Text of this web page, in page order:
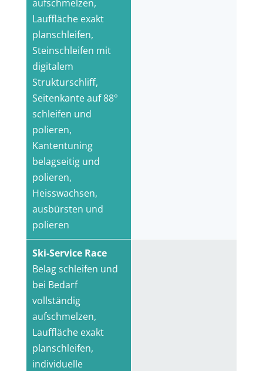
aufschmelzen,
Lauffläche exakt
planschleifen,
Steinschleifen mit
digitalem
Strukturschliff,
Seitenkante auf 88°
schleifen und
polieren,
Kantentuning
belagseitig und
polieren,
Heisswachsen,
ausbürsten und
polieren
Ski-Service Race
Belag schleifen und
bei Bedarf
vollständig
aufschmelzen,
Lauffläche exakt
planschleifen,
individuelle